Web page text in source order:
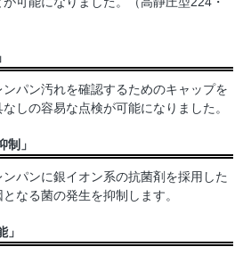
パン汚れを確認するためのキャップを
しの容易な点検が可能になりました。
制」
パンに銀イオン系の抗菌剤を採用した
なる菌の発生を抑制します。
」